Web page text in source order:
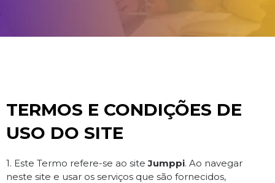
TERMOS E CONDIÇÕES DE
USO DO SITE
1. Este Termo refere-se ao siteJumppi. Ao navegar
neste site e usar os serviços que são fornecidos,